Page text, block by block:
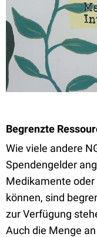
Begrenzte
Wie viele andere
Spendengelder
Medikamente
können, sind
zur Verfügung
Auch die Menge